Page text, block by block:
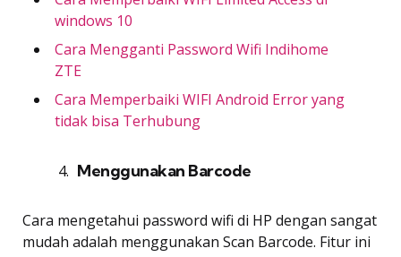
windows 10
Cara Mengganti Password Wifi Indihome
ZTE
Cara Memperbaiki WIFI Android Error yang
tidak bisa Terhubung
Menggunakan Barcode
Cara mengetahui password wifi di HP dengan sangat
mudah adalah menggunakan Scan Barcode. Fitur ini